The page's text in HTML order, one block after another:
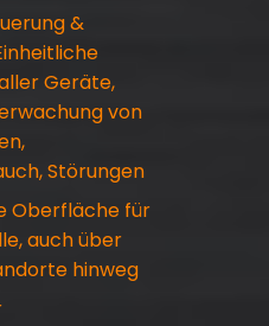
&
Geräte,
von
Störungen
Oberfläche für
auch über
hinweg